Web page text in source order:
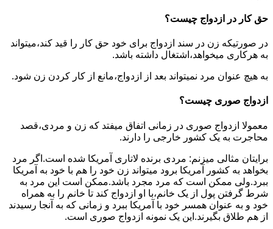
حق کار در ازدواج چیست؟
در صورتیکه زن در سند ازدواج برای خود حق کار را قید کند،میتواند
به هرکاری میخواهد،اشتغال داشته باشد.
به هیچ عنوان مرد نمیتواند بعد از ازدواج،مانع از کار کردن زن شود.
ازدواج صوری چیست؟
معمولا ازدواج صوری در زمانی اتفاق میفتد که زن و مردی،قصد
محاجرت به یک کشور خارجی را دارند.
برایتان مثالی میزنم: مردی برنده لاتاری آمریکا شده است.اگر مرد
بخواهد به کشور آمریکا برود میتواند زن خود را هم با خود به آمریکا
ببرد.ولی ممکن است که مرد مجرد باشد.ممکن است این مرد به
شرط گرفتن پول از یک خانم،با او ازدواج کند تا خانم را به همراه
خود و به عنوان همسر خود با آمریکا ببرد و زمانی که به آنجا رسیدند
از هم طلاق بگیرند.این یک نمونه ازدواج صوری است.